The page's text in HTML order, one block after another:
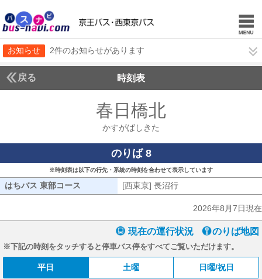
お知らせ 2件のお知らせがあります
戻る 時刻表
春日橋北
かすがばしきた
のりば 8
※時刻表は以下の行先・系統の時刻を合わせて表示しています
はちバス 東部コース はちバス 東部コース
[西東京] 長沼行
2026年8月7日現在
現在の運行状況 のりば地図
※下記の時刻をタッチすると停車バス停をすべてご覧いただけます。
平日 土曜 日曜/祝日